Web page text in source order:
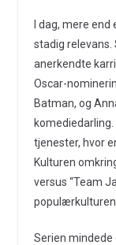
I dag, mere
stadig relevans.
anerkendte
Oscar-
Batman, og
tjenester, hvor
Kulturen
versus “Team
Serien